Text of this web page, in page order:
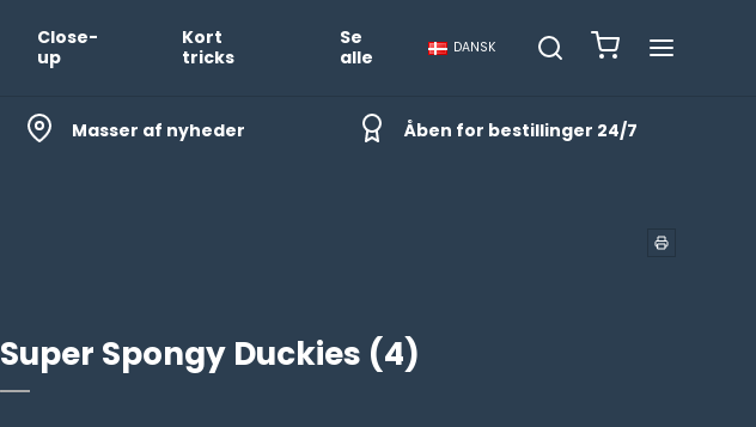
Close-
up
Kort
tricks
Se
alle
DANSK
Masser af nyheder Åben for bestillinger 24/7
Super Spongy Duckies (4)